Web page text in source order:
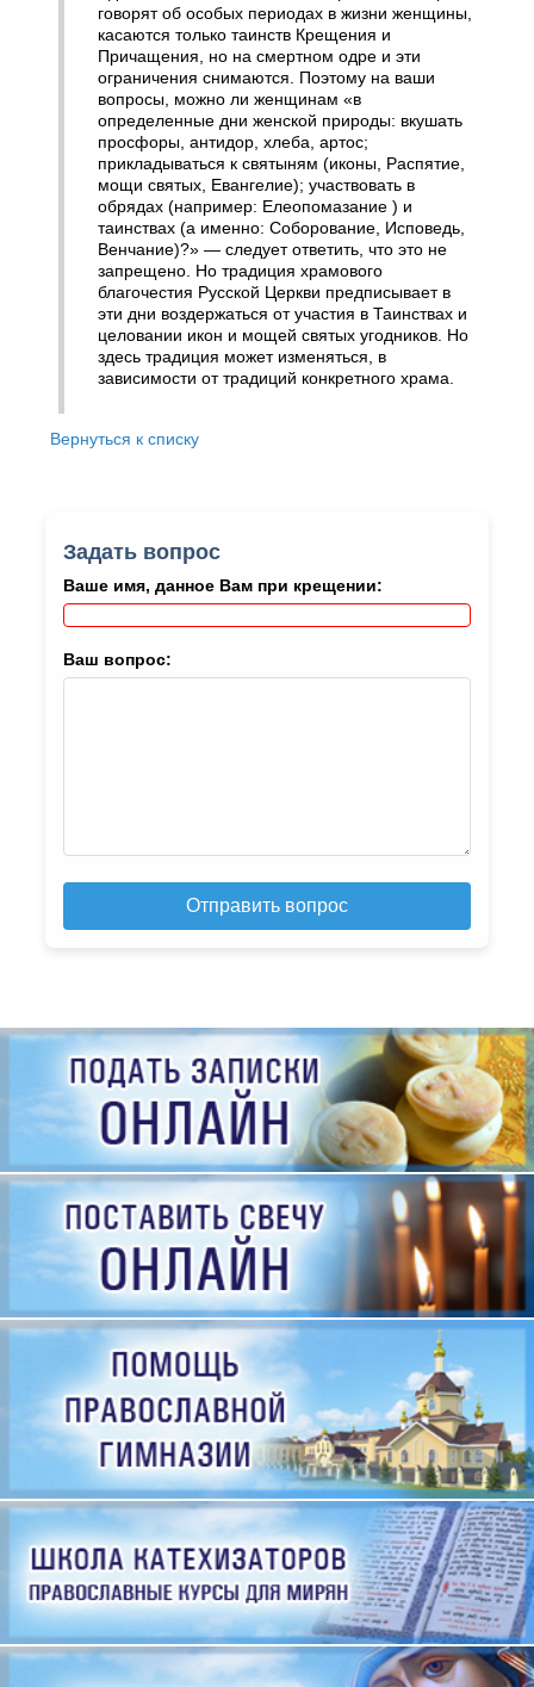
говорят об особых периодах в жизни женщины,
касаются только таинств Крещения и
Причащения, но на смертном одре и эти
ограничения снимаются. Поэтому на ваши
вопросы, можно ли женщинам «в
определенные дни женской природы: вкушать
просфоры, антидор, хлеба, артос;
прикладываться к святыням (иконы, Распятие,
мощи святых, Евангелие); участвовать в
обрядах (например: Елеопомазание ) и
таинствах (а именно: Соборование, Исповедь,
Венчание)?» — следует ответить, что это не
запрещено. Но традиция храмового
благочестия Русской Церкви предписывает в
эти дни воздержаться от участия в Таинствах и
целовании икон и мощей святых угодников. Но
здесь традиция может изменяться, в
зависимости от традиций конкретного храма.
Вернуться к списку
Задать вопрос
Ваше имя, данное Вам при крещении:
Ваш вопрос:
Отправить вопрос